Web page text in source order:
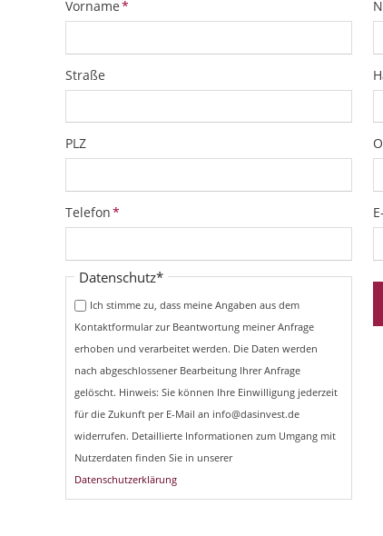
Pflichtfeld
Vorname*
Straße
PLZ
Pflichtfeld
Telefon*
Pflichtfeld
Datenschutz*
Ich stimme zu, dass meine Angaben aus dem
Kontaktformular zur Beantwortung meiner Anfrage
erhoben und verarbeitet werden. Die Daten werden
nach abgeschlossener Bearbeitung Ihrer Anfrage
gelöscht. Hinweis: Sie können Ihre Einwilligung jederzeit
für die Zukunft per E-Mail an info@dasinvest.de
widerrufen. Detaillierte Informationen zum Umgang mit
Nutzerdaten finden Sie in unserer
Datenschutzerklärung